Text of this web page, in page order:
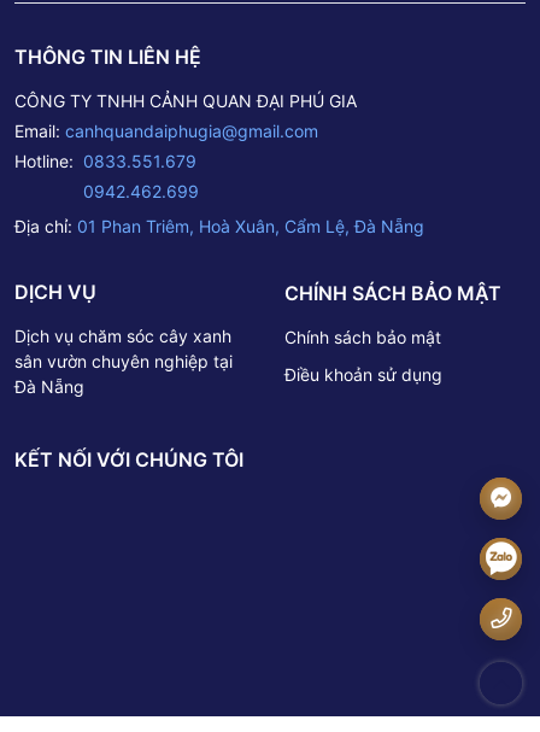
THÔNG TIN LIÊN HỆ
CÔNG TY TNHH CẢNH QUAN ĐẠI PHÚ GIA
Email: canhquandaiphugia@gmail.com
Hotline: 0833.551.679
0942.462.699
Địa chỉ: 01 Phan Triêm, Hoà Xuân, Cẩm Lệ, Đà Nẵng
DỊCH VỤ
Dịch vụ chăm sóc cây xanh
sân vườn chuyên nghiệp tại
Đà Nẵng
CHÍNH SÁCH BẢO MẬT
Chính sách bảo mật
Điều khoản sử dụng
KẾT NỐI VỚI CHÚNG TÔI